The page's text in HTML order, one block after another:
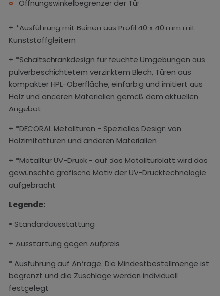
Öffnungswinkelbegrenzer der Tür
+ *Ausführung mit Beinen aus Profil 40 x 40 mm mit
Kunststoffgleitern
+ *Schaltschrankdesign für feuchte Umgebungen aus
pulverbeschichtetem verzinktem Blech, Türen aus
kompakter HPL-Oberfläche, einfarbig und imitiert aus
Holz und anderen Materialien gemäß dem aktuellen
Angebot
+ *DECORAL Metalltüren - Spezielles Design von
Holzimitattüren und anderen Materialien
+ *Metalltür UV-Druck - auf das Metalltürblatt wird das
gewünschte grafische Motiv der UV-Drucktechnologie
aufgebracht
Legende:
• Standardausstattung
+ Ausstattung gegen Aufpreis
* Ausführung auf Anfrage. Die Mindestbestellmenge ist
begrenzt und die Zuschläge werden individuell
festgelegt